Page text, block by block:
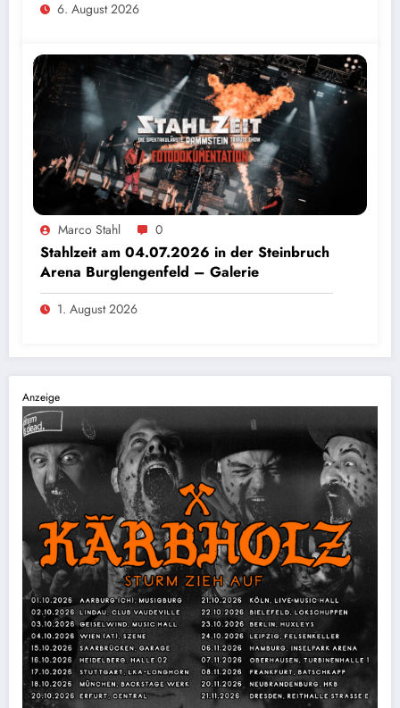
6. August 2026
Marco Stahl 0
Stahlzeit am 04.07.2026 in der Steinbruch
Arena Burglengenfeld – Galerie
1. August 2026
Anzeige